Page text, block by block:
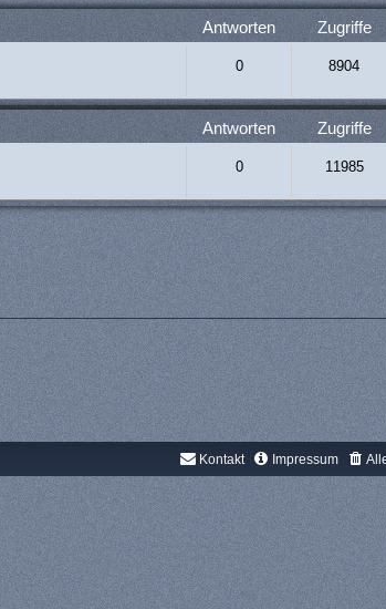
Antworten Zugriffe
0 8904
Antworten Zugriffe
0 11985
Impressum
Kontakt